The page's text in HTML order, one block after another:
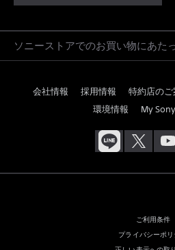
ソニーストアでのお買い物にあた
会社情報 採用情報 特約店のご
環境情報
My
ご利用条件
プライバシーポ